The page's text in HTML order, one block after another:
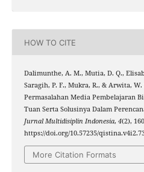
HOW TO CITE
Dalimunthe, A. M., Mutia, D. Q.,
Saragih, P. F., Mukra, R., & Arwita,
Permasalahan Media Pembelajaran
Tuan Serta Solusinya Dalam
Jurnal Multidisiplin Indonesia, 4(2),
https://doi.org/10.57235/
More Citation Formats